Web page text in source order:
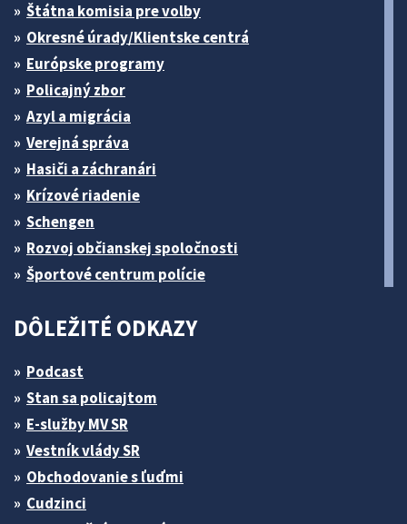
Štátna komisia pre volby
Okresné úrady/Klientske centrá
Európske programy
Policajný zbor
Azyl a migrácia
Verejná správa
Hasiči a záchranári
Krízové riadenie
Schengen
Rozvoj občianskej spoločnosti
Športové centrum polície
DÔLEŽITÉ ODKAZY
Podcast
Stan sa policajtom
E-služby MV SR
Vestník vlády SR
Obchodovanie s ľuďmi
Cudzinci